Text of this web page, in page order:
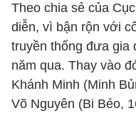
Theo chia sẻ của
diễn, vì bận rộn với
truyền thống đưa gia
năm qua. Thay vào
Khánh Minh (Minh
Võ Nguyên (Bi Béo,